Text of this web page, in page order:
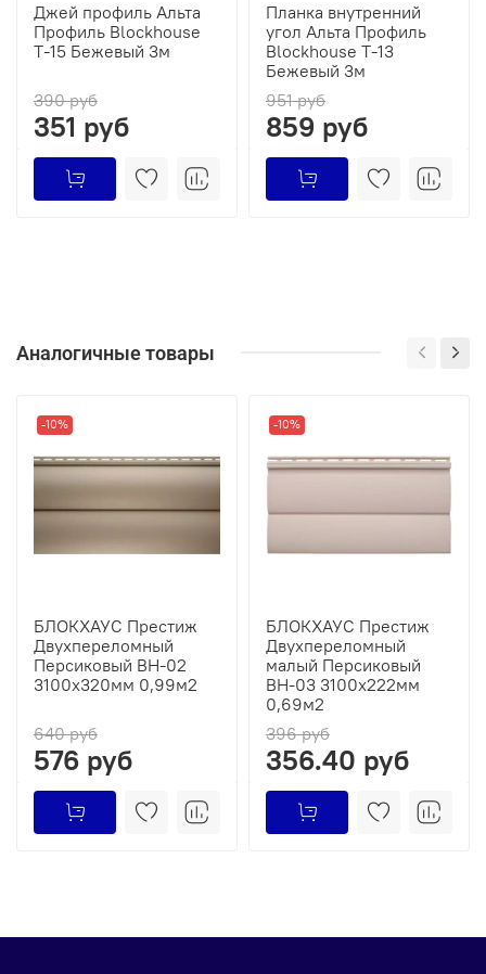
Джей профиль Альта
Профиль Blockhouse
Т-15 Бежевый 3м
390 руб
351 руб
Планка внутренний
угол Альта Профиль
Blockhouse Т-13
Бежевый 3м
951 руб
859 руб
Аналогичные товары
-10%
БЛОКХАУС Престиж
Двухпереломный
Персиковый ВН-02
3100х320мм 0,99м2
640 руб
576 руб
-10%
БЛОКХАУС Престиж
Двухпереломный
малый Персиковый
ВН-03 3100х222мм
0,69м2
396 руб
356.40 руб